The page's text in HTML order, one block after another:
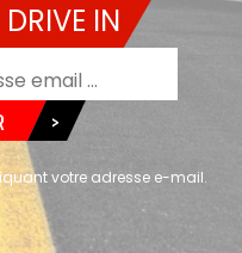
DRIVE IN
>
votre adresse e-mail.